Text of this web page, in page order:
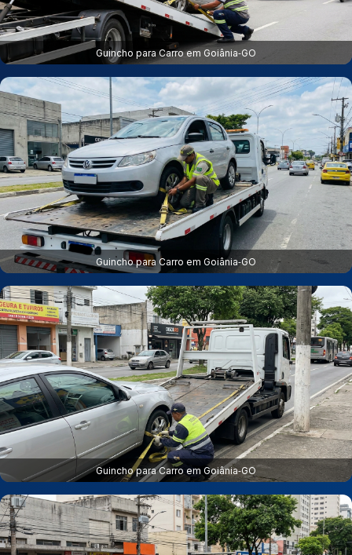
Guincho para Carro em Goiânia‑GO
Guincho para Carro em Goiânia‑GO
Guincho para Carro em Goiânia‑GO